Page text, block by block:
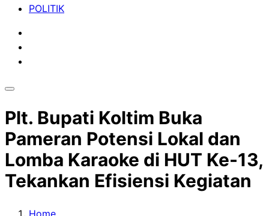
POLITIK
Plt. Bupati Koltim Buka
Pameran Potensi Lokal dan
Lomba Karaoke di HUT Ke-13,
Tekankan Efisiensi Kegiatan
Home